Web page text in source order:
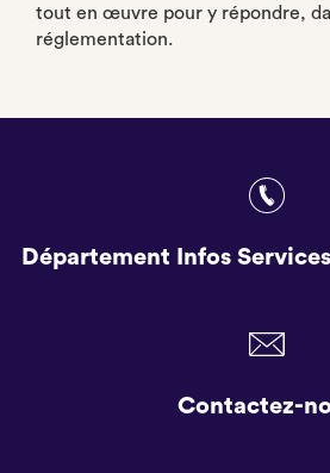
tout en œuvre pour y répondre,
réglementation.
Département Infos
Contactez-